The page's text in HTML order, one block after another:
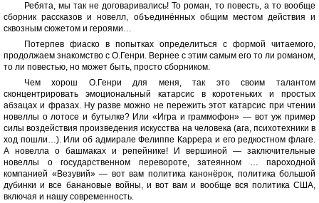
Ребята, мы так не договаривались! То роман, то повесть, а то вообще
сборник рассказов и новелл, объединённых общим местом действия и
сквозным сюжетом и героями…
Потерпев фиаско в попытках определиться с формой читаемого,
продолжаем знакомство с О.Генри. Вернее с этим самым его то ли романом,
то ли повестью, но может быть, просто сборником.
Чем хорош О.Генри для меня, так это своим талантом
сконцентрировать эмоциональный катарсис в коротеньких и простых
абзацах и фразах. Ну разве можно не пережить этот катарсис при чтении
новеллы о лотосе и бутылке? Или «Игра и граммофон» — вот уж пример
силы воздействия произведения искусства на человека (ага, психотехники в
ход пошли…). Или об адмирале Фелиппе Каррера и его редкостном флаге.
А новелла о башмаках и репейнике! И вершиной — заключительные
новеллы о государственном перевороте, затеянном … пароходной
компанией «Везувий» — вот вам политика канонёрок, политика большой
дубинки и все банановые войны, и вот вам и вообще вся политика США,
включая и нашу современность.